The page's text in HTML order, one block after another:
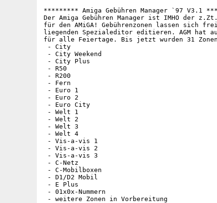
********* Amiga Gebühren Manager `97 V3.1
Der Amiga Gebühren Manager ist IMHO der
für den AMiGA! Gebührenzonen lassen sich
liegenden Spezialeditor editieren. AGM hat
für alle Feiertage. Bis jetzt wurden 31
- City
- City Weekend
- City Plus
- R50
- R200
- Fern
- Euro 1
- Euro 2
- Euro City
- Welt 1
- Welt 2
- Welt 3
- Welt 4
- Vis-a-vis 1
- Vis-a-vis 2
- Vis-a-vis 3
- C-Netz
- C-Mobilboxen
- D1/D2 Mobil
- E Plus
- 01x0x-Nummern
- weitere Zonen in Vorbereitung